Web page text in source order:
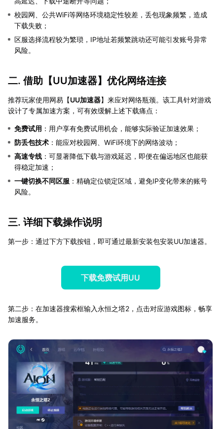
校园网、公共WiFi等网络环境稳定性较差，丢包现象频繁，造成
下载失败；
区服选择流程较为繁琐，IP地址若频繁跳动还可能引发账号异常
风险。
二. 借助【UU加速器】优化网络连接
推荐玩家使用网易【UU加速器】来应对网络瓶颈。该工具针对游戏
设计了专属加速方案，可有效缓解上述下载痛点：
免费试用 ：用户享有免费试用机会，能够实际验证加速效果；
防丢包技术 ：能应对校园网、WiFi环境下的网络波动；
高速专线 ：可显著降低下载与游戏延迟，即便在偏远地区也能获
得稳定加速；
一键切换不同区服 ：精确定位锁定区域，避免IP变化带来的账号
风险。
三. 详细下载操作说明
第一步：通过下方下载按钮，即可通过最新安装包安装UU加速器。
下载免费试用UU
第二步：在加速器搜索框输入永恒之塔2，点击对应游戏图标，畅享
加速服务。